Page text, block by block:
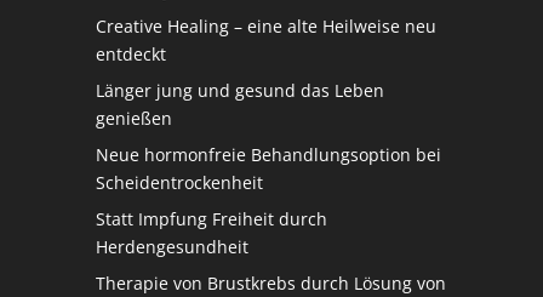
Creative Healing – eine alte Heilweise neu
entdeckt
Länger jung und gesund das Leben
genießen
Neue hormonfreie Behandlungsoption bei
Scheidentrockenheit
Statt Impfung Freiheit durch
Herdengesundheit
Therapie von Brustkrebs durch Lösung von